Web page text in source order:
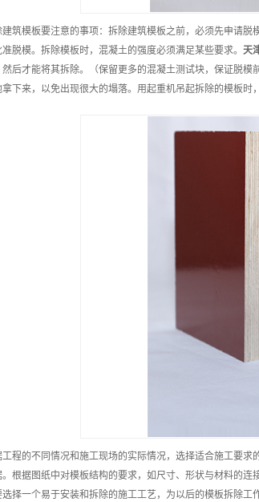
建筑模板要注意的事项：拆除建筑模板之前，必须先申请脱模
准脱模。拆除模板时，混凝土的强度必须满足某些要求。 天
然后才能将其拆除。（保留更多的混凝土测试块，保证脱
拿下来，以免出现很大的塌落。用起重机吊起拆除的模板时
工程的不同情况和施工现场的实际情况，选择适合施工要求
。根据图纸中对模板结构的要求，如尺寸、形状与材料的连
选择一个易于安装和拆除的施工工艺，为以后的模板拆除工